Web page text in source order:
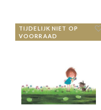
TIJDELIJK NIET OP
VOORRAAD